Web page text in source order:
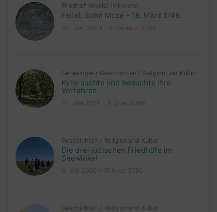
Friedhof Nikolai (Mikolow)
Feitel, Sohn Mose – 18. März 1748
Genealogie / Geschichten / Religion und Kultur
Kylie suchte und besuchte ihre
Vorfahren
Geschichten / Religion und Kultur
Die drei jüdischen Friedhöfe im
Seewinkel
Geschichten / Religion und Kultur